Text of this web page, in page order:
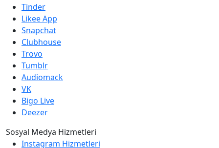
Tinder
Likee App
Snapchat
Clubhouse
Trovo
Tumblr
Audiomack
VK
Bigo Live
Deezer
Sosyal Medya Hizmetleri
Instagram Hizmetleri